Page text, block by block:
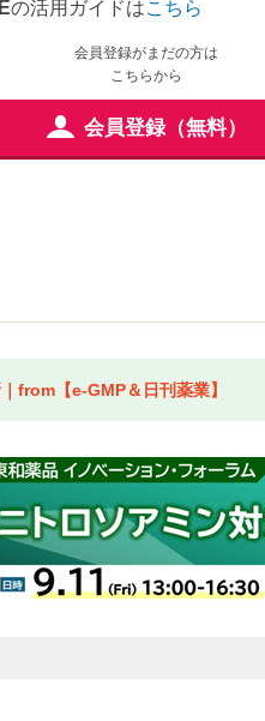
の活用ガイドはこちら
会員登録がまだの方は
こちらから
会員登録（無料）
from【e-GMP＆日刊薬業】